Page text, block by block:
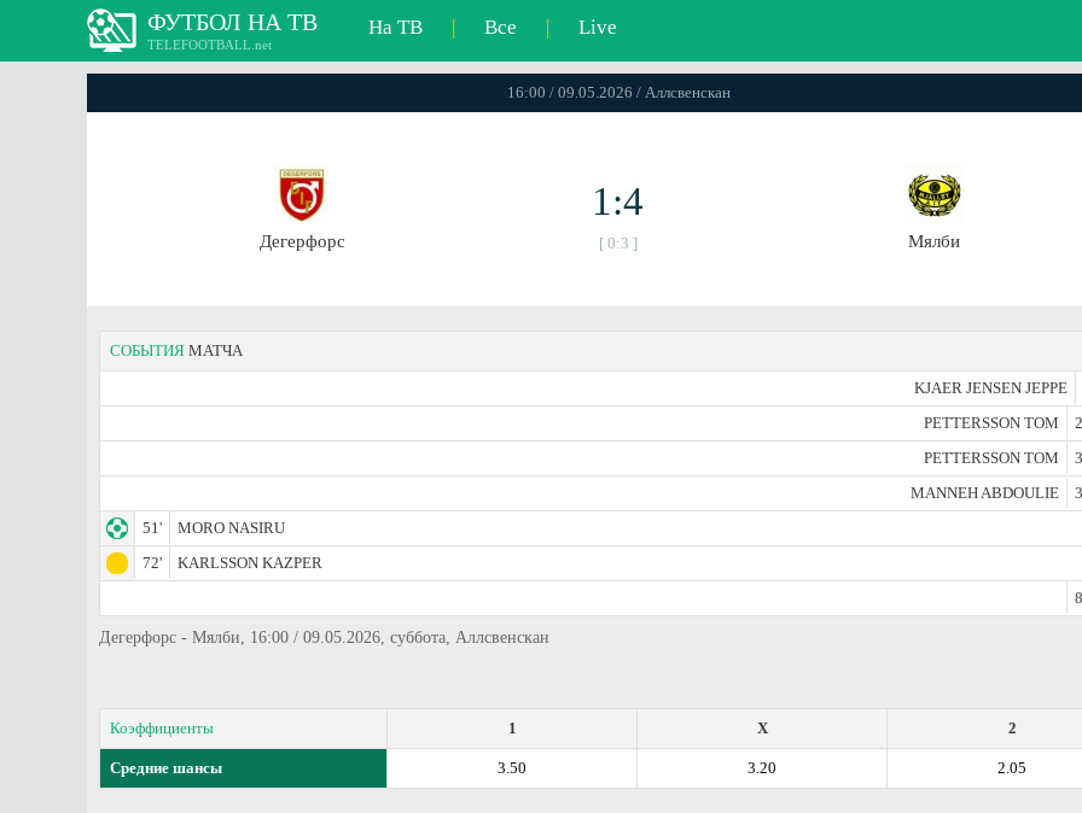
ФУТБОЛ НА ТВ
TELEFOOTBALL.net
На ТВ | Все | Live
16:00 / 09.05.2026 / Аллсвенскан
Дегерфорс
1:4
[ 0:3 ] Мялби
СОБЫТИЯ МАТЧА
KJAER JENSEN JEPPE
PETTERSSON TOM
PETTERSSON TOM
MANNEH ABDOULIE
51'
MORO NASIRU
72'
KARLSSON KAZPER
Дегерфорс - Мялби, 16:00 / 09.05.2026, суббота, Аллсвенскан
Коэффициенты 2
X
1
Средние шансы 2.05
3.20
3.50